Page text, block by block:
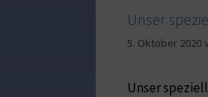
Unser
5. Oktober 2020
Unser